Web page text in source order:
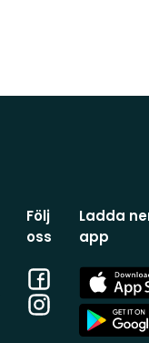
Följ
oss
Facebook
Instagram
Ladda
app
App
Store
App
Store